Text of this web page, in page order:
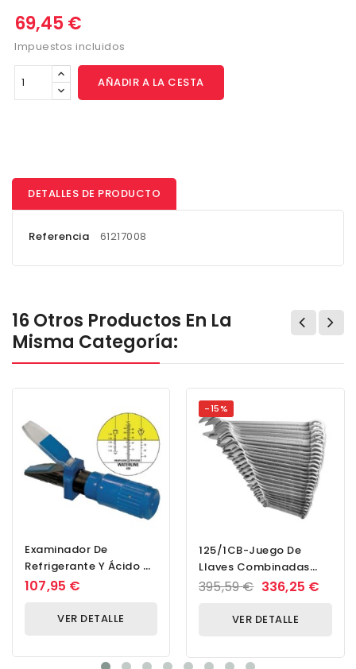
69,45 €
Impuestos incluidos
AÑADIR A LA CESTA
DETALLES DE PRODUCTO
Referencia 61217008
16 Otros Productos En La
Misma Categoría:
Examinador De
Refrigerante Y Ácido De
Batería
107,95 €
VER DETALLE
-15%
125/1CB-Juego De
Llaves Combinadas
Cortas, En Caja De
395,59 € 336,25 €
VER DETALLE